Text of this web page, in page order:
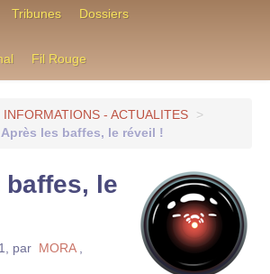
Tribunes Dossiers
Fil Rouge
INFORMATIONS - ACTUALITES
>
Après les baffes, le réveil !
le
par MORA